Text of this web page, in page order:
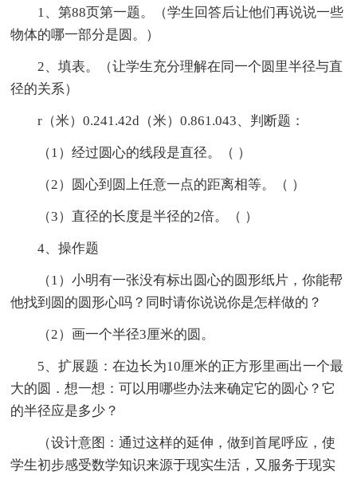
1、第88页第一题。（学生回答后让他们再说说一些
物体的哪一部分是圆。）
2、填表。（让学生充分理解在同一个圆里半径与直
径的关系）
r（米）0.241.42d（米）0.861.043、判断题：
（1）经过圆心的线段是直径。（ ）
（2）圆心到圆上任意一点的距离相等。（ ）
（3）直径的长度是半径的2倍。（ ）
4、操作题
（1）小明有一张没有标出圆心的圆形纸片，你能帮
他找到圆的圆形心吗？同时请你说说你是怎样做的？
（2）画一个半径3厘米的圆。
5、扩展题：在边长为10厘米的正方形里画出一个最
大的圆．想一想：可以用哪些办法来确定它的圆心？它
的半径应是多少？
（设计意图：通过这样的延伸，做到首尾呼应，使
学生初步感受数学知识来源于现实生活，又服务于现实